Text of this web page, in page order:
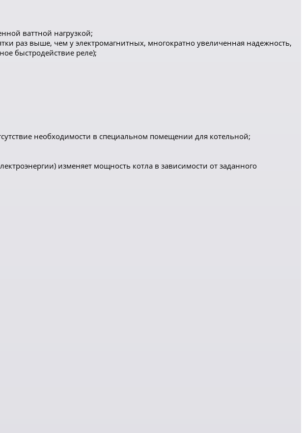
ваттной нагрузкой;
раз выше, чем у электромагнитных, многократно увеличенная надежность,
быстродействие реле);
необходимости в специальном помещении для котельной;
изменяет мощность котла в зависимости от заданного